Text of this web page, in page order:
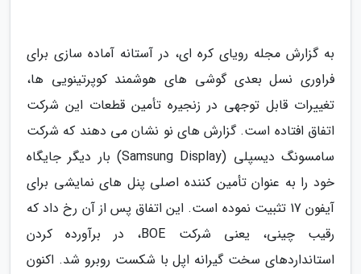
به گزارش مجله رویای کره ای، در آستانه آماده سازی برای
فراوری نسل بعدی گوشی های هوشمند کوپرتینویی ها،
تغییرات قابل توجهی در زنجیره تأمین قطعات این شرکت
اتفاق افتاده است. گزارش های نو نشان می دهند که شرکت
سامسونگ دیسپلی (Samsung Display) بار دیگر جایگاه
خود را به عنوان تأمین کننده اصلی پنل های نمایشی برای
آیفون 17 تثبیت نموده است. این اتفاق پس از آن رخ داد که
رقیب چینی، یعنی شرکت BOE، در برآورده کردن
استانداردهای سخت گیرانه اپل با شکست روبرو شد. اکنون